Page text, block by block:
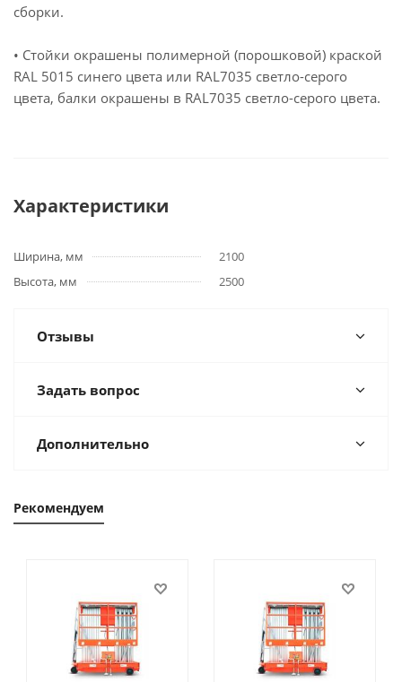
сборки.
• Стойки окрашены полимерной (порошковой) краской
RAL 5015 синего цвета или RAL7035 светло-серого
цвета, балки окрашены в RAL7035 светло-серого цвета.
Характеристики
Ширина, мм
2100
Высота, мм
2500
Отзывы
Задать вопрос
Дополнительно
Рекомендуем